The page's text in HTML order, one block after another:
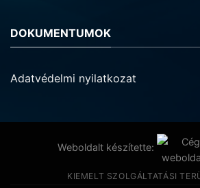
DOKUMENTUMOK
Adatvédelmi nyilatkozat
Weboldalt készítette:
KIEMELT SZOLGÁLTATÁSI